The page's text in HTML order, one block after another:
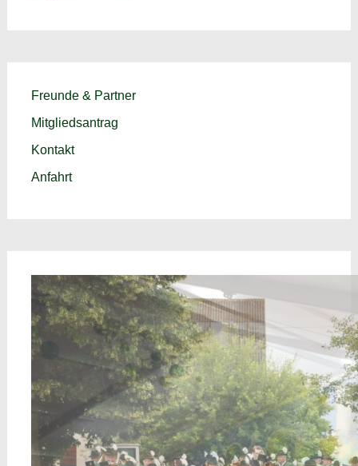
Freunde & Partner
Mitgliedsantrag
Kontakt
Anfahrt